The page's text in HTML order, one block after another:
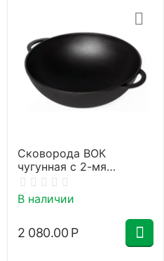
Сковорода ВОК
чугунная с 2-мя
ручками 260х93
Гардарика
В наличии
2 080.00 Р